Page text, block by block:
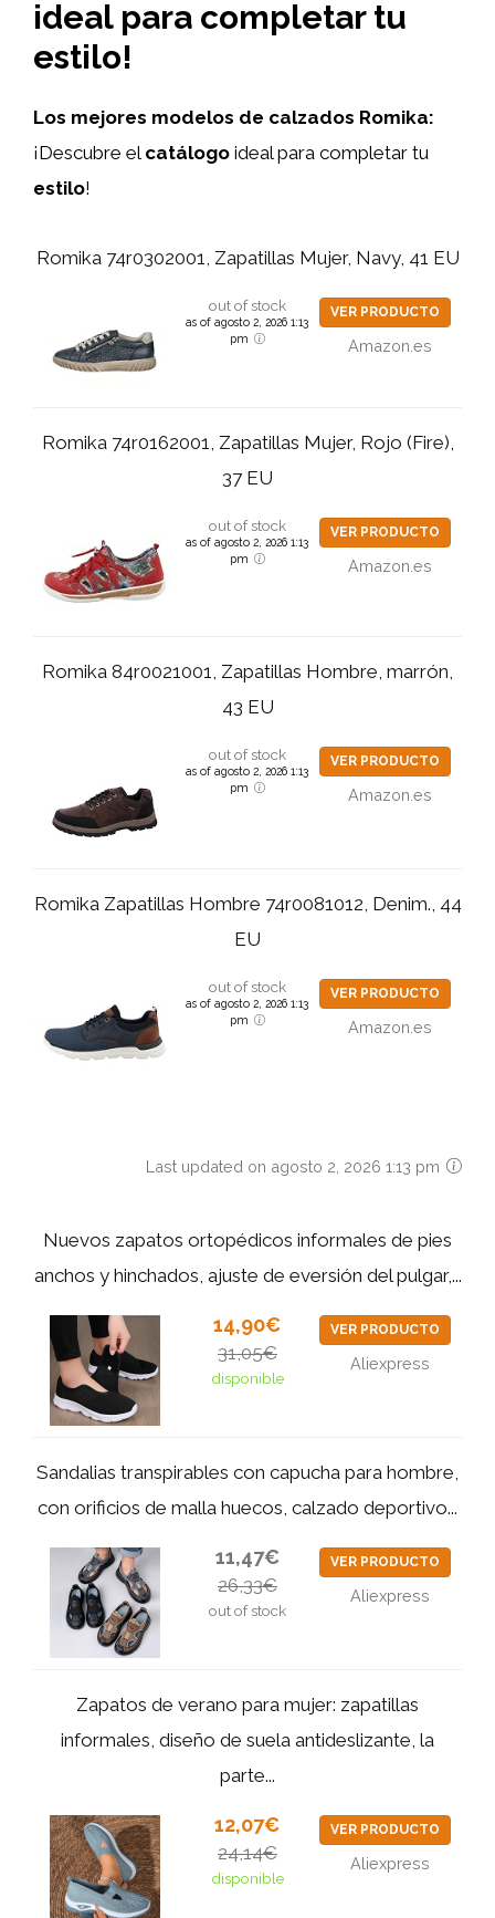
ideal para completar tu
estilo!
Los mejores modelos de calzados Romika:
¡Descubre el catálogo ideal para completar tu
estilo!
Romika 74r0302001, Zapatillas Mujer, Navy, 41 EU
out of stock
as of agosto 2, 2026 1:13
pm
VER PRODUCTO
Amazon.es
Romika 74r0162001, Zapatillas Mujer, Rojo (Fire),
37 EU
out of stock
as of agosto 2, 2026 1:13
pm
VER PRODUCTO
Amazon.es
Romika 84r0021001, Zapatillas Hombre, marrón,
43 EU
out of stock
as of agosto 2, 2026 1:13
pm
VER PRODUCTO
Amazon.es
Romika Zapatillas Hombre 74r0081012, Denim., 44
EU
out of stock
as of agosto 2, 2026 1:13
pm
VER PRODUCTO
Amazon.es
Last updated on agosto 2, 2026 1:13 pm
Nuevos zapatos ortopédicos informales de pies
anchos y hinchados, ajuste de eversión del pulgar,...
14,90€
31,05€
disponible
VER PRODUCTO
Aliexpress
Sandalias transpirables con capucha para hombre,
con orificios de malla huecos, calzado deportivo...
11,47€
26,33€
out of stock
VER PRODUCTO
Aliexpress
Zapatos de verano para mujer: zapatillas
informales, diseño de suela antideslizante, la
parte...
12,07€
24,14€
disponible
VER PRODUCTO
Aliexpress